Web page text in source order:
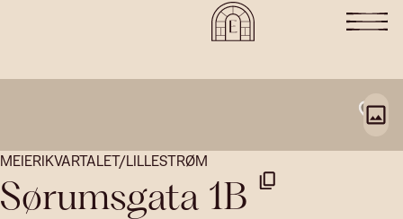
MEIERIKVARTALET/LILLESTRØM
Sørumsgata 1B